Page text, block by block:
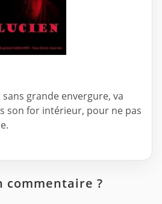
grande envergure, va
son for intérieur, pour ne pas
commentaire ?